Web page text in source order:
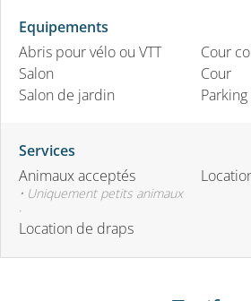
Equipements
Abris pour vélo ou VTT
Salon
Salon de jardin
Cour
Cour
Services
Animaux acceptés
• Uniquement petits animaux
Location de draps